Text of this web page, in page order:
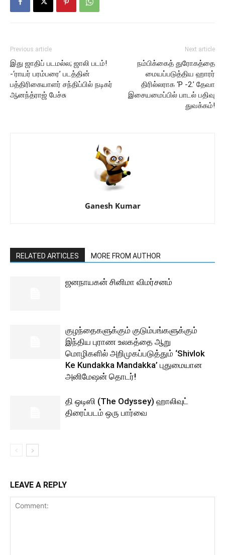
Previous article
இது ஜாதிப் படமல்ல; ஜாலி படம்!
-‘ராயர் பரம்பரை’ படத்தின்
பத்திரிகையாளர் சந்திப்பில் நடிகர்
ஆனந்த்ராஜ் பேச்சு
Next article
நம்பிக்கைத் துரோகத்தை
மையப்படுத்திய ஹாரர்
திரில்லராக ‘P -2.’ தேவா
இசையமைப்பில் பாடல் பதிவு
துவக்கம்!
Ganesh Kumar
RELATED ARTICLES MORE FROM AUTHOR
ஜனநாயகன் சினிமா விமர்சனம்
குழந்தைகளுக்கும் குடும்பங்களுக்கும்
இந்திய புராண உலகத்தை ஆறு
மொழிகளில் அறிமுகப்படுத்தும் ‘Shivlok
Ke Kundakka Mandakka’ புதுமையான
அனிமேஷன் தொடர்!
தி ஒடிஸி (The Odyssey) ஹாலிவுட்
திரைப்படம் ஒரு பார்வை
LEAVE A REPLY